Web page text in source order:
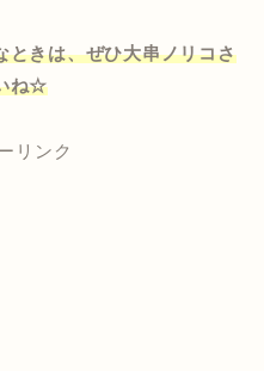
ときは、ぜひ大串ノリコさ
ね☆
リンク